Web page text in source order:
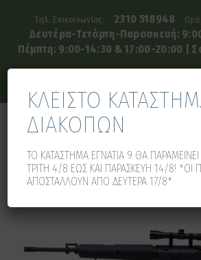
Τηλ. Επικοινωνίας: 2310 518948
Δευτέρα-Τετάρτη-Παρασκευή:
Πέμπτη: 9:00-14:30 & 17:00-20:00 |
ΚΛΕΙΣΤΟ
ΔΙΑΚΟΠΩΝ
ΤΟ ΚΑΤΑΣΤΗΜΑ ΕΓΝΑΤΙΑ 9 ΘΑ
ΤΡΙΤΗ 4/8 ΕΩΣ ΚΑΙ ΠΑΡΑΣΚΕΥΗ 14/8! *ΟΙ
ΑΠΟΣΤΑΛΛΟΥΝ ΑΠΟ ΔΕΥΤΕΡΑ 17/8*